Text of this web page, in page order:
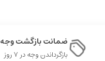
ضمانت بازگشت وجه
بازگرداندن وجه در ۷ روز